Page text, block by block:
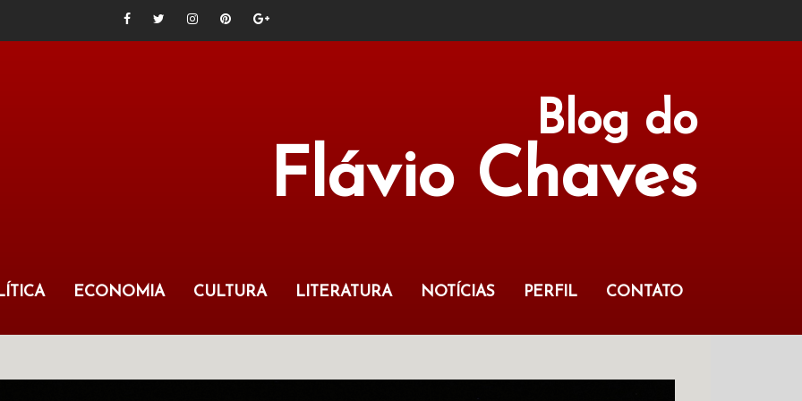
Blog do
Flávio Chaves
ECONOMIA CULTURA LITERATURA NOTÍCIAS PERFIL CONTATO